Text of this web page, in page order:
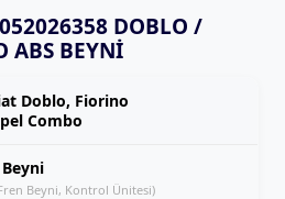
DOBLO /
ABS BEYNI
Doblo, Fiorino
Combo
Beyni
Beyni, Kontrol Ünitesi)